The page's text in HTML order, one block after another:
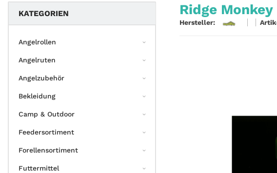
Ridge
Hersteller:
KATEGORIEN
Angelrollen
Angelruten
Angelzubehör
Bekleidung
Camp & Outdoor
Feedersortiment
Forellensortiment
Futtermittel